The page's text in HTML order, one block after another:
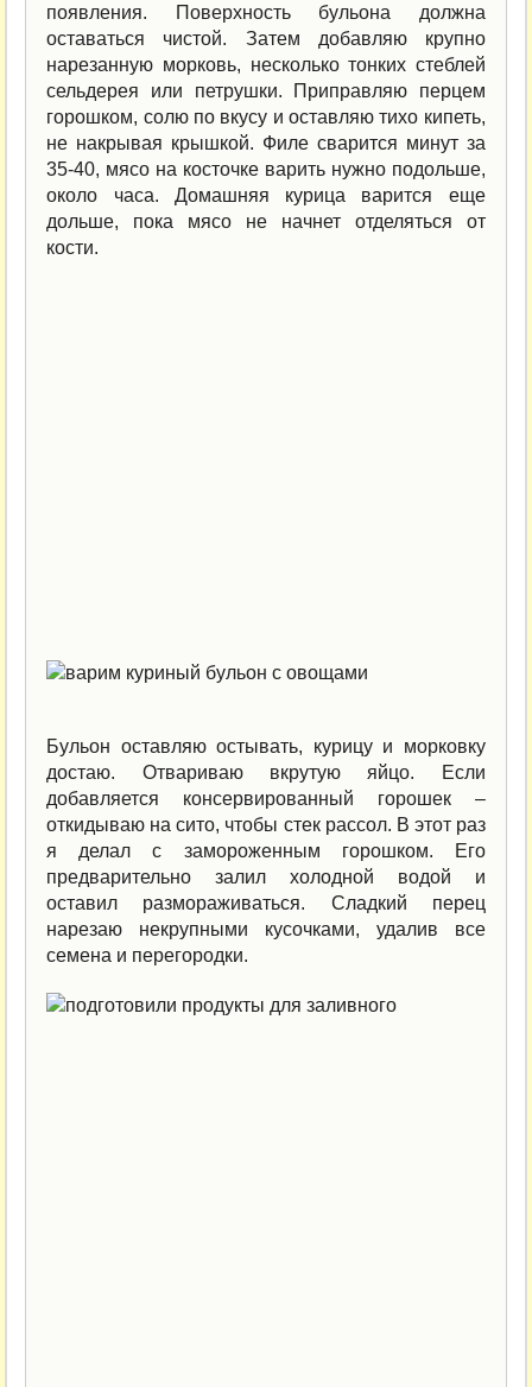
появления. Поверхность бульона должна
оставаться чистой. Затем добавляю крупно
нарезанную морковь, несколько тонких стеблей
сельдерея или петрушки. Приправляю перцем
горошком, солю по вкусу и оставляю тихо кипеть,
не накрывая крышкой. Филе сварится минут за
35-40, мясо на косточке варить нужно подольше,
около часа. Домашняя курица варится еще
дольше, пока мясо не начнет отделяться от
кости.
Бульон оставляю остывать, курицу и морковку
достаю. Отвариваю вкрутую яйцо. Если
добавляется консервированный горошек –
откидываю на сито, чтобы стек рассол. В этот раз
я делал с замороженным горошком. Его
предварительно залил холодной водой и
оставил размораживаться. Сладкий перец
нарезаю некрупными кусочками, удалив все
семена и перегородки.